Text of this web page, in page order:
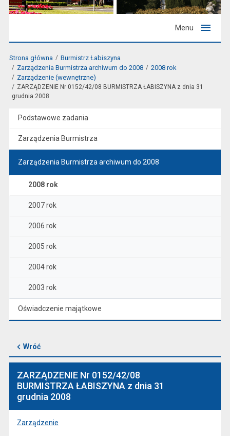
Menu
Strona główna
Burmistrz Łabiszyna
Zarządzenia Burmistrza archiwum do 2008
2008 rok
Zarządzenie (wewnętrzne)
ZARZĄDZENIE Nr 0152/42/08 BURMISTRZA ŁABISZYNA z dnia 31
grudnia 2008
Podstawowe zadania
Zarządzenia Burmistrza
Zarządzenia Burmistrza archiwum do 2008
2008 rok
2007 rok
2006 rok
2005 rok
2004 rok
2003 rok
Oświadczenie majątkowe
Wróć
ZARZĄDZENIE Nr 0152/42/08
BURMISTRZA ŁABISZYNA z dnia 31
grudnia 2008
Zarządzenie